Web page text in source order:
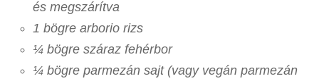
és megszárítva
1 bögre arborio rizs
¼ bögre száraz fehérbor
¼ bögre parmezán sajt (vagy vegán parmezán